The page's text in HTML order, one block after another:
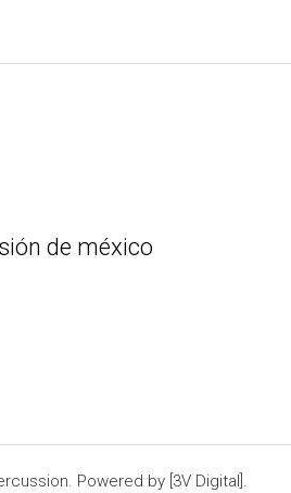
de méxico
Powered by [3V Digital].